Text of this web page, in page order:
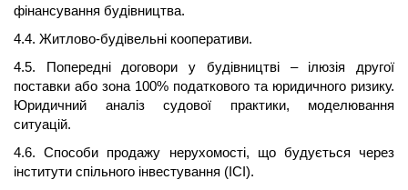
фінансування будівництва.
4.4. Житлово-будівельні кооперативи.
4.5. Попередні договори у будівництві – ілюзія другої
поставки або зона 100% податкового та юридичного ризику.
Юридичний аналіз судової практики, моделювання
ситуацій.
4.6. Способи продажу нерухомості, що будується через
інститути спільного інвестування (ІСІ).